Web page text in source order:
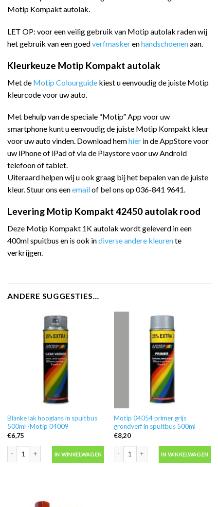
Motip Kompakt autolak.
LET OP: voor een veilig gebruik van Motip autolak raden wij
het gebruik van een goedverfmaskerenhandschoenenaan.
Kleurkeuze Motip Kompakt autolak
Met de Motip Colourguide kiest u eenvoudig de juiste Motip
kleurcode voor uw auto.
Met behulp van de speciale “Motip” App voor uw
smartphone kunt u eenvoudig de juiste Motip Kompakt kleur
voor uw auto vinden. Download hemhier in de AppStore voor
uw iPhone of iPad of via de Playstore voor uw Android
telefoon of tablet.
Uiteraard helpen wij u ook graag bij het bepalen van de juiste
kleur. Stuur ons eenemailof bel ons op 036-841 9641.
Levering Motip Kompakt 42450 autolak rood
Deze Motip Kompakt 1K autolak wordt geleverd in een
400ml spuitbus en is ook indiverse andere kleurente
verkrijgen.
ANDERE SUGGESTIES…
Blanke lak hooglans in spuitbus
500ml -Motip 04009
€6,75
IN WINKELWAGEN
Motip 04054 primer grijs
grondverf in spuitbus 500ml
€8,20
IN WINKELWAGEN